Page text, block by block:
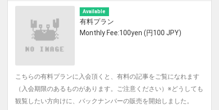
Available
有料プラン
Monthly Fee:100yen (円100 JPY)
こちらの有料プランに入会頂くと、有料の記事をご覧になれます
（入会期限のあるものがあります。ご注意ください）※どうしても
観覧したい方向けに、バックナンバーの販売を開始しました。